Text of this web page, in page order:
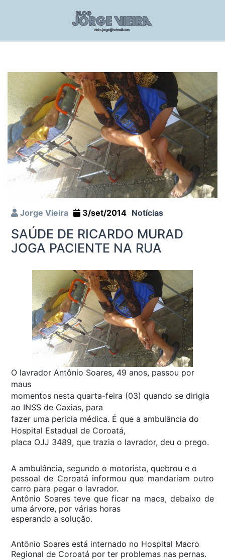
Jorge Vieira 3/set/2014 Notícias
SAÚDE DE RICARDO MURAD
JOGA PACIENTE NA RUA
O lavrador Antônio Soares, 49 anos, passou por
maus
momentos nesta quarta-feira (03) quando se dirigia
ao INSS de Caxias, para
fazer uma pericia médica. É que a ambulância do
Hospital Estadual de Coroatá,
placa OJJ 3489, que trazia o lavrador, deu o prego.
A ambulância, segundo o motorista, quebrou e o
pessoal de Coroatá informou que mandariam outro
carro para pegar o lavrador.
Antônio Soares teve que ficar na maca, debaixo de
uma árvore, por várias horas
esperando a solução.
Antônio Soares está internado no Hospital Macro
Regional de Coroatá por ter problemas nas pernas.